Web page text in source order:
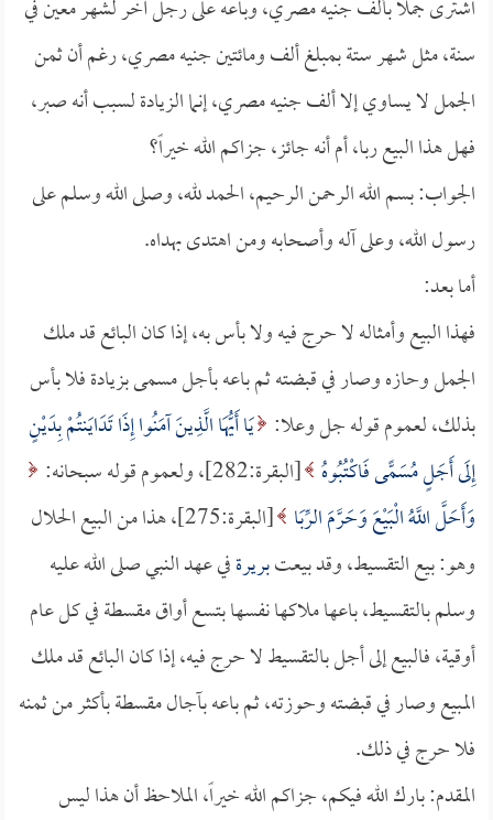
اشترى جملاً بألف جنيه مصري، وباعه على رجل آخر لشهر معين في
سنة، مثل شهر ستة بمبلغ ألف ومائتين جنيه مصري، رغم أن ثمن
الجمل لا يساوي إلا ألف جنيه مصري، إنما الزيادة لسبب أنه صبر،
فهل هذا البيع ربا، أم أنه جائز، جزاكم الله خيراً؟
الجواب: بسم الله الرحمن الرحيم، الحمد لله، وصلى الله وسلم على
رسول الله، وعلى آله وأصحابه ومن اهتدى بهداه.
أما بعد:
فهذا البيع وأمثاله لا حرج فيه ولا بأس به، إذا كان البائع قد ملك
الجمل وحازه وصار في قبضته ثم باعه بأجل مسمى بزيادة فلا بأس
بذلك، لعموم قوله جل وعلا: يَا أَيُّهَا الَّذِينَ آمَنُوا إِذَا تَدَايَنتُمْ بِدَيْنٍ
إِلَى أَجَلٍ مُسَمًّى فَاكْتُبُوهُ [البقرة:282]، ولعموم قوله سبحانه:
وَأَحَلَّ اللَّهُ الْبَيْعَ وَحَرَّمَ الرِّبَا
[البقرة:275]، هذا من البيع الحلال
وهو: بيع التقسيط، وقد بيعتبريرةفي عهد النبي صلى الله عليه
وسلم بالتقسيط، باعها ملاكها نفسها بتسع أواق مقسطة في كل عام
أوقية، فالبيع إلى أجل بالتقسيط لا حرج فيه، إذا كان البائع قد ملك
المبيع وصار في قبضته وحوزته، ثم باعه بآجال مقسطة بأكثر من ثمنه
فلا حرج في ذلك.
المقدم: بارك الله فيكم، جزاكم الله خيراً، الملاحظ أن هذا ليس